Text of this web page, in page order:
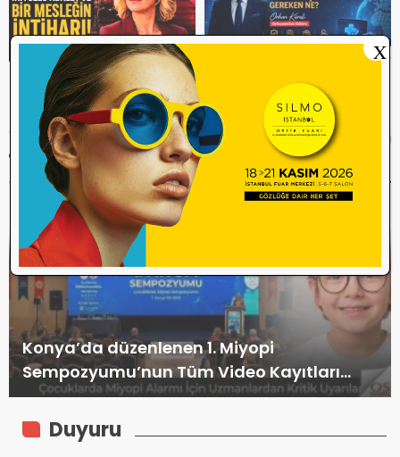
Tarihi Bir Yüzleşme! TİTCK,
İnternetten Lens Satışı ve
Optik Sektöründe Yönetim
Krizi
Güvenin olmadığı yerde
ticaret büyüyebilir! Ancak
sağlık sistemi gelişemez.
Web TV TÜM Web TV HABERLERİ
Erzirve Optik 16. Yılını Kutluyor Aylık 80 Bin
Çerçeve Üretimiyle Dikkat Çekiyor
Duyuru
X